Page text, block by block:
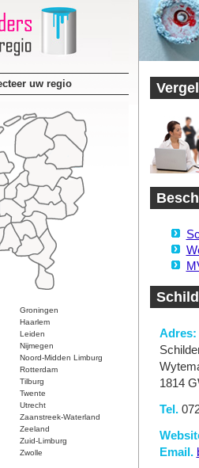
uw regio
Groningen
Haarlem
Leiden
Nijmegen
Noord-Midden Limburg
Rotterdam
Tilburg
Twente
Utrecht
Zaanstreek-Waterland
Zeeland
Zuid-Limburg
Zwolle
Adres:
1814
Tel.
Email.